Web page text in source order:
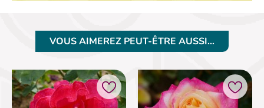
VOUS AIMEREZ PEUT-ÊTRE AUSSI…